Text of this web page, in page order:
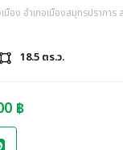
มือง อำเภอเมืองสมุทรปรากา
activity_zone 18.5 ตร.ว.
฿